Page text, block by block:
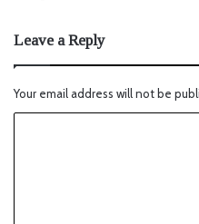
Leave a Reply
Your email address will not be